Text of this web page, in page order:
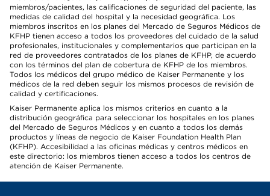
miembros/pacientes, las calificaciones de seguridad del paciente, las
medidas de calidad del hospital y la necesidad geográfica. Los
miembros inscritos en los planes del Mercado de Seguros Médicos de
KFHP tienen acceso a todos los proveedores del cuidado de la salud
profesionales, institucionales y complementarios que participan en la
red de proveedores contratados de los planes de KFHP, de acuerdo
con los términos del plan de cobertura de KFHP de los miembros.
Todos los médicos del grupo médico de Kaiser Permanente y los
médicos de la red deben seguir los mismos procesos de revisión de
calidad y certificaciones.
Kaiser Permanente aplica los mismos criterios en cuanto a la
distribución geográfica para seleccionar los hospitales en los planes
del Mercado de Seguros Médicos y en cuanto a todos los demás
productos y líneas de negocio de Kaiser Foundation Health Plan
(KFHP). Accesibilidad a las oficinas médicas y centros médicos en
este directorio: los miembros tienen acceso a todos los centros de
atención de Kaiser Permanente.